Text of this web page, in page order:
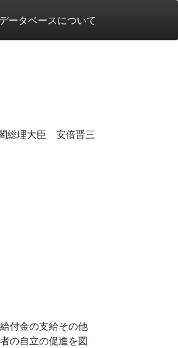
ータベースについて
総理大臣 安倍晋三
付金の支給その他
の自立の促進を図